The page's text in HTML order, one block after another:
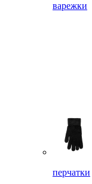
варежки
перчатки